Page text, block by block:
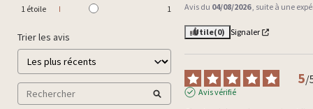
1 étoile 1
Trier les avis
Avis du 04/08/2026, suite à une
Utile(0) Signaler
5/
Avis vérifié